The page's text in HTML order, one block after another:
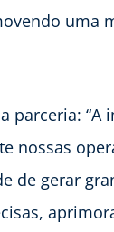
uma
parceria: “A
nossas
de gerar